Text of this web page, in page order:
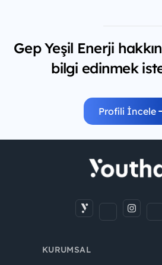
Gep Yeşil Enerji
bilgi edinmek
Profili İncele
KURUMSAL